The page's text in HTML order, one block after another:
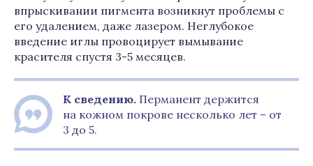
впрыскивании пигмента возникнут проблемы с
его удалением, даже лазером. Неглубокое
введение иглы провоцирует вымывание
красителя спустя 3-5 месяцев.
К сведению. Перманент держится
на кожном покрове несколько лет – от
3 до 5.